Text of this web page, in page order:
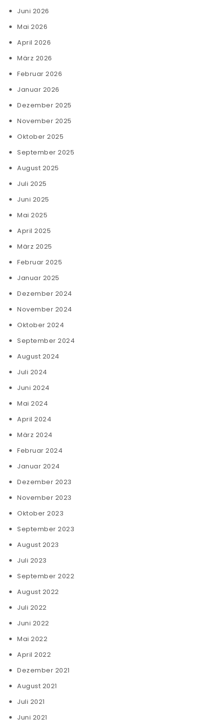
Juni 2026
Mai 2026
April 2026
März 2026
Februar 2026
Januar 2026
Dezember 2025
November 2025
Oktober 2025
September 2025
August 2025
Juli 2025
Juni 2025
Mai 2025
April 2025
März 2025
Februar 2025
Januar 2025
Dezember 2024
November 2024
Oktober 2024
September 2024
August 2024
Juli 2024
Juni 2024
Mai 2024
April 2024
März 2024
Februar 2024
Januar 2024
Dezember 2023
November 2023
Oktober 2023
September 2023
August 2023
Juli 2023
September 2022
August 2022
Juli 2022
Juni 2022
Mai 2022
April 2022
Dezember 2021
August 2021
Juli 2021
Juni 2021